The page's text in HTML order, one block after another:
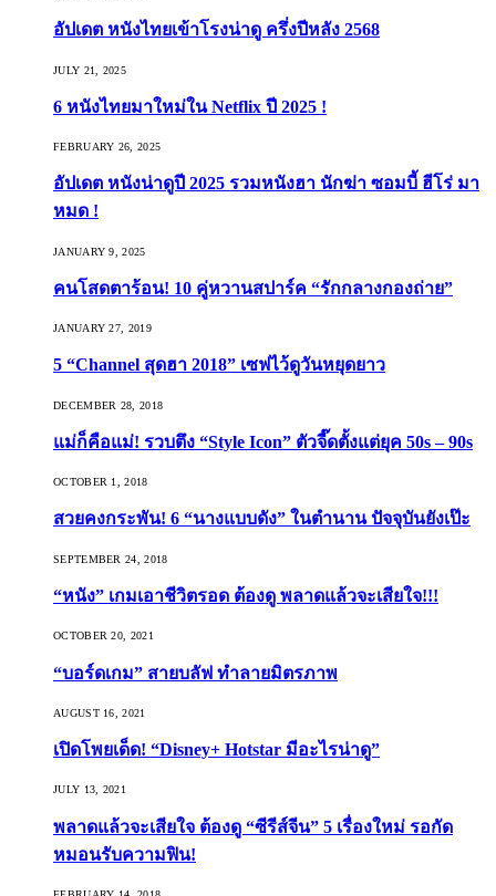
อัปเดต หนังไทยเข้าโรงน่าดู ครึ่งปีหลัง 2568
JULY 21, 2025
6 หนังไทยมาใหม่ใน Netflix ปี 2025 !
FEBRUARY 26, 2025
อัปเดต หนังน่าดูปี 2025 รวมหนังฮา นักฆ่า ซอมบี้ ฮีโร่ มา
หมด !
JANUARY 9, 2025
คนโสดตาร้อน! 10 คู่หวานสปาร์ค “รักกลางกองถ่าย”
JANUARY 27, 2019
5 “Channel สุดฮา 2018” เซฟไว้ดูวันหยุดยาว
DECEMBER 28, 2018
แม่ก็คือแม่! รวบตึง “Style Icon” ตัวจี๊ดตั้งแต่ยุค 50s – 90s
OCTOBER 1, 2018
สวยคงกระพัน! 6 “นางแบบดัง” ในตำนาน ปัจจุบันยังเป๊ะ
SEPTEMBER 24, 2018
“หนัง” เกมเอาชีวิตรอด ต้องดู พลาดแล้วจะเสียใจ!!!
OCTOBER 20, 2021
“บอร์ดเกม” สายบลัฟ ทำลายมิตรภาพ
AUGUST 16, 2021
เปิดโพยเด็ด! “Disney+ Hotstar มีอะไรน่าดู”
JULY 13, 2021
พลาดแล้วจะเสียใจ ต้องดู “ซีรีส์จีน” 5 เรื่องใหม่ รอกัด
หมอนรับความฟิน!